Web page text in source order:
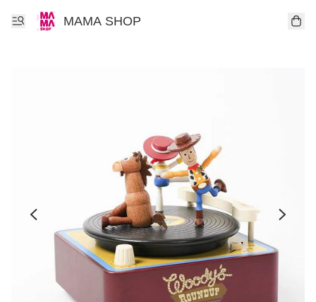
MAMA SHOP